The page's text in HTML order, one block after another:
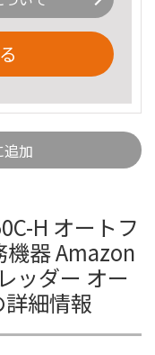
加
H オートフ
器 Amazon
ッダー オー
詳細情報